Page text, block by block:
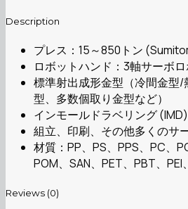
Description
プレス：15～850トン
ロボットハンド：3軸サーボ
標準射出成形金型（冷間金型
型、多数個取り金型など）
インモールドラベリング (IMD)
組立、印刷、その他多くのサ
材質：PP、PS、PPS、PC、
POM、SAN、PET、PBT、PEI
Reviews (0)